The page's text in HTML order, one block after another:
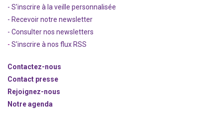
- S'inscrire à la veille personnalisée
- Recevoir notre newsletter
- Consulter nos newsletters
- S'inscrire à nos flux RSS
Contactez-nous
Contact presse
Rejoignez-nous
Notre agenda